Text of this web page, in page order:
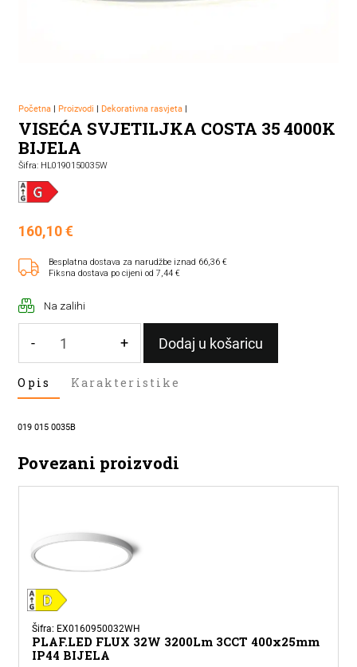
Početna| Proizvodi | Dekorativna rasvjeta|
VISEĆA SVJETILJKA COSTA 35 4000K
BIJELA
Šifra: HL0190150035W
160,10€
Besplatna dostava za narudžbe iznad 66,36 €
Fiksna dostava po cijeni od 7,44 €
Na zalihi
-
SVJETILJKA
količina
+ Dodaj u košaricu
Opis Karakteristike
019 015 0035B
Povezani proizvodi
Šifra: EX0160950032WH
PLAF.LED FLUX 32W 3200Lm 3CCT 400x25mm
IP44 BIJELA